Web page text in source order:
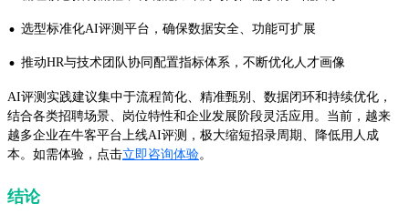
· 选型标准化AI评测平台，确保数据安全、功能可扩展
· 推动HR与技术团队协同配置指标体系，不断优化人才画像
AI评测实践建议集中于流程简化、精准甄别、数据闭环和持续优化，
结合各类招聘场景、岗位特性和企业发展阶段灵活应用。当前，越来
越多企业在牛客平台上线AI评测，极大缩短招录周期、降低用人成
本。如需体验，点击立即咨询体验。
结论